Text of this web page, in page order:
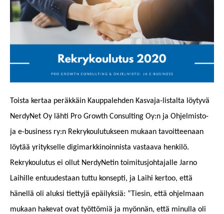
Toista kertaa peräkkäin Kauppalehden Kasvaja-listalta löytyvä
NerdyNet Oy lähti Pro Growth Consulting Oy:n ja Ohjelmisto-
ja e-business ry:n Rekrykoulutukseen mukaan tavoitteenaan
löytää yritykselle digimarkkinoinnista vastaava henkilö.
Rekrykoulutus ei ollut NerdyNetin toimitusjohtajalle Jarno
Laihille entuudestaan tuttu konsepti, ja Laihi kertoo, että
hänellä oli aluksi tiettyjä epäilyksiä: ”Tiesin, että ohjelmaan
mukaan hakevat ovat työttömiä ja myönnän, että minulla oli